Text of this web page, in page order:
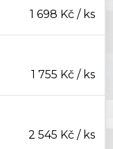
1 698 Kč / ks
1 755 Kč / ks
2 545 Kč / ks